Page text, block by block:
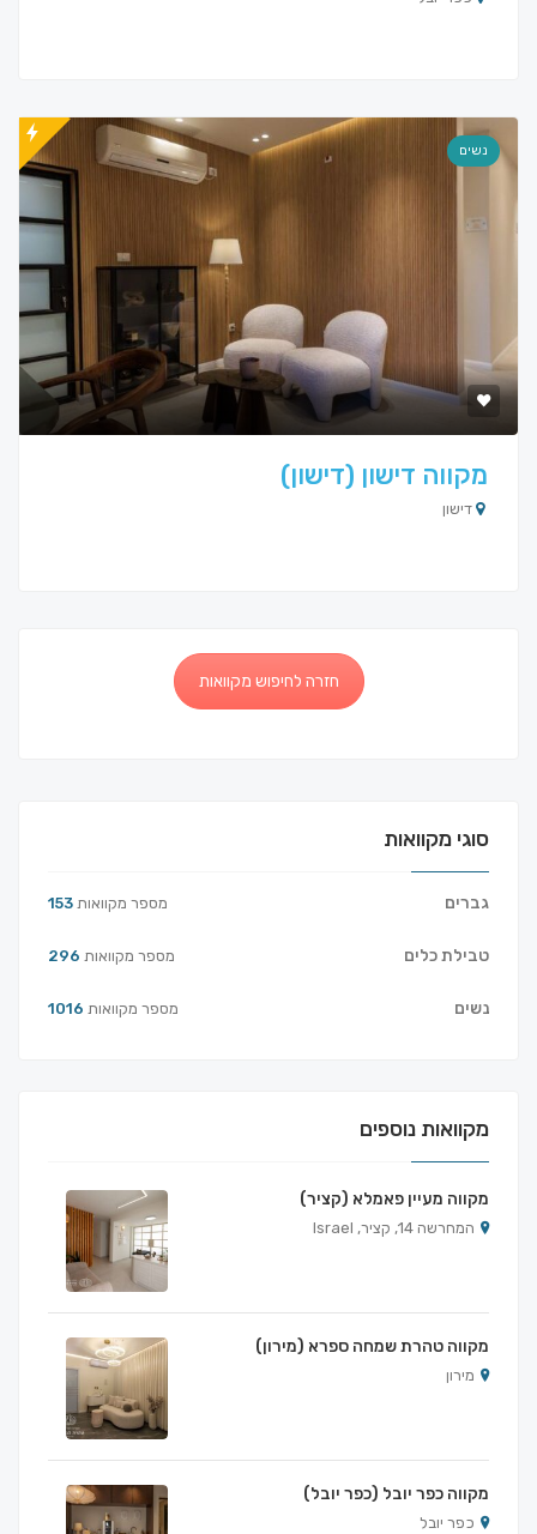
נשים
מקווה דישון (דישון)
דישון
חזרה לחיפוש מקוואות
סוגי מקוואות
גברים 153 מספר מקוואות
טבילת כלים 296 מספר מקוואות
נשים 1016 מספר מקוואות
מקוואות נוספים
מקווה מעיין פאמלא (קציר)
המחרשה 14, קציר, Israel
מקווה טהרת שמחה ספרא (מירון)
מירון
מקווה כפר יובל (כפר יובל)
כפר יובל